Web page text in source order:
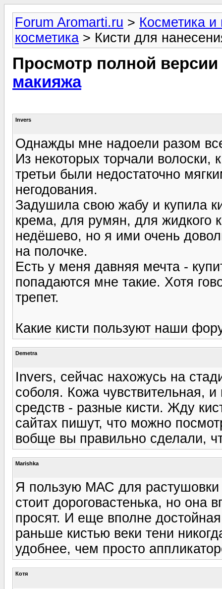
Forum Aromarti.ru > Косметика
косметика > Кисти для
Просмотр полной
макияжа
Invers
Однажды мне надоели разом
Из некоторых торчали волоски,
третьи были недостаточно
негодования.
Задушила свою жабу и купила
крема, для румян, для жидкого
недёшево, но я ими очень
на полочке.
Есть у меня давняя мечта -
попадаются мне такие. Хотя
трепет.
Какие кисти пользуют наши
Demetra
Invers, сейчас нахожусь на
соболя. Кожа чувствительная,
средств - разные кисти. Жду
сайтах пишут, что можно
вобще вы правильно сделали,
Marishka
Я пользую МАС для растушовки
стоит дороговастенька, но она
просят. И еще вполне
раньше кистью веки тени
удобнее, чем просто
Котя